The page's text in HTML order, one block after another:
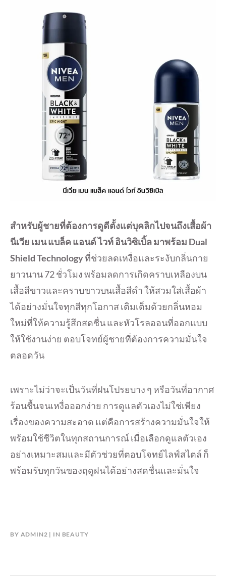
สำหรับผู้ชายที่ต้องการดูดีตั้งแต่บุคลิกไปจนถึงเสื้อผ้า
นีเวีย เมน แบล็ค แอนด์ ไวท์ อินวิซิเบิ้ล มาพร้อม Dual
Shield Technologyที่ช่วยลดเหงื่อและระงับกลิ่นกาย
ยาวนาน 72 ชั่วโมง พร้อมลดการเกิดคราบเหลืองบน
เสื้อสีขาวและคราบขาวบนเสื้อสีดำ ให้สวมใส่เสื้อผ้า
ได้อย่างมั่นใจทุกสีทุกโอกาส เติมเต็มด้วยกลิ่นหอม
ใหม่ที่ให้ความรู้สึกสดชื่น และหัวโรลออนที่ออกแบบ
ให้ใช้งานง่าย ตอบโจทย์ผู้ชายที่ต้องการความมั่นใจ
ตลอดวัน
เพราะไม่ว่าจะเป็นวันที่ฝนโปรยบาง ๆ หรือวันที่อากาศ
ร้อนชื้นจนเหงื่อออกง่าย การดูแลตัวเองไม่ใช่เพียง
เรื่องของความสะอาด แต่คือการสร้างความมั่นใจให้
พร้อมใช้ชีวิตในทุกสถานการณ์ เมื่อเลือกดูแลตัวเอง
อย่างเหมาะสมและมีตัวช่วยที่ตอบโจทย์ไลฟ์สไตล์ ก็
พร้อมรับทุกวันของฤดูฝนได้อย่างสดชื่นและมั่นใจ
BY ADMIN2 IN BEAUTY